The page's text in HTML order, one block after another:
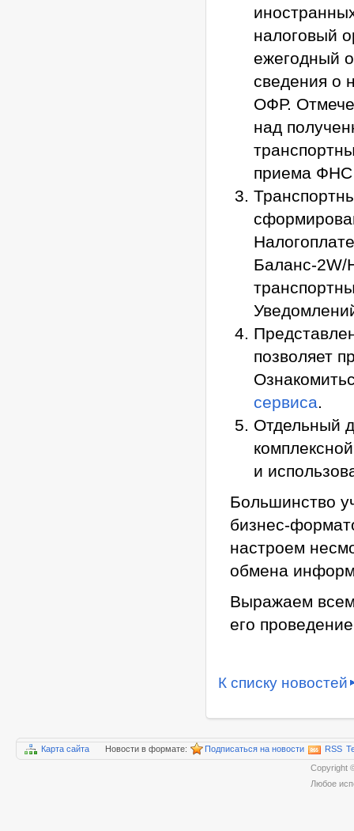
налоговый
ежегодный
сведения о
ОФР.
над
приема
Баланс-2W/
позволяет
сервиса.
Отдельный
и
Большинство
бизнес-
настроем
обмена
Выражаем всем
его
К списку новостей
Карта сайта Новости в формате: Подписаться на новости RSS
Любое